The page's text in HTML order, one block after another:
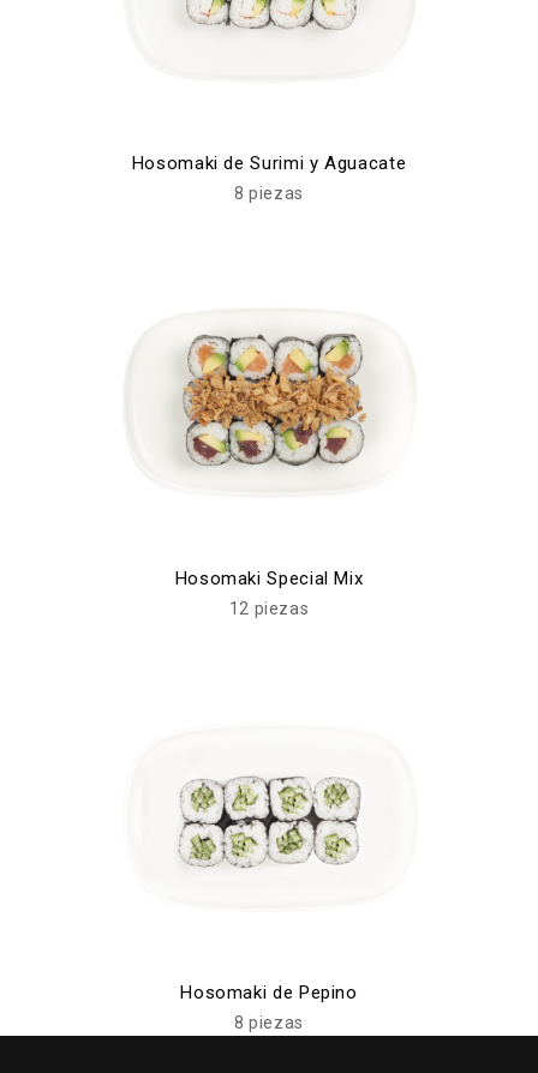
Hosomaki de Surimi y Aguacate
8 piezas
Hosomaki Special Mix
12 piezas
Hosomaki de Pepino
8 piezas